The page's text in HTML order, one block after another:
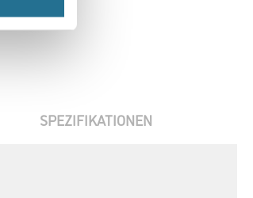
SPEZIFIKATIONEN